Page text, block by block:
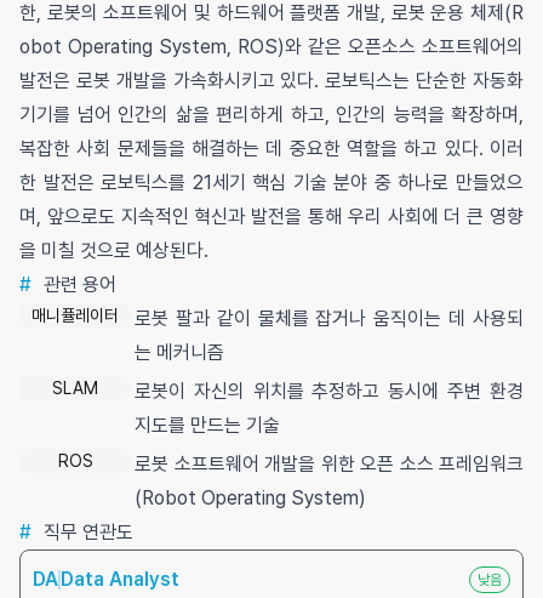
한, 로봇의 소프트웨어 및 하드웨어 플랫폼 개발, 로봇 운용 체제(R
obot Operating System, ROS)와 같은 오픈소스 소프트웨어의
발전은 로봇 개발을 가속화시키고 있다. 로보틱스는 단순한 자동화
기기를 넘어 인간의 삶을 편리하게 하고, 인간의 능력을 확장하며,
복잡한 사회 문제들을 해결하는 데 중요한 역할을 하고 있다. 이러
한 발전은 로보틱스를 21세기 핵심 기술 분야 중 하나로 만들었으
며, 앞으로도 지속적인 혁신과 발전을 통해 우리 사회에 더 큰 영향
을 미칠 것으로 예상된다.
# 관련 용어
매니퓰레이터
로봇 팔과 같이 물체를 잡거나 움직이는 데 사용되
는 메커니즘
SLAM
로봇이 자신의 위치를 추정하고 동시에 주변 환경
지도를 만드는 기술
ROS
로봇 소프트웨어 개발을 위한 오픈 소스 프레임워크
(Robot Operating System)
# 직무 연관도
DAData Analyst 낮음